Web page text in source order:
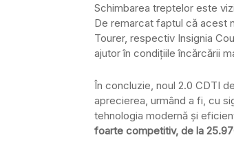
Schimbarea treptelor este
De remarcat faptul că acest
Tourer, respectiv Insignia
ajutor în condițiile încărcării
În concluzie, noul 2.0 CDTI
aprecierea, urmând a fi, cu
tehnologia modernă și
foarte competitiv, de la